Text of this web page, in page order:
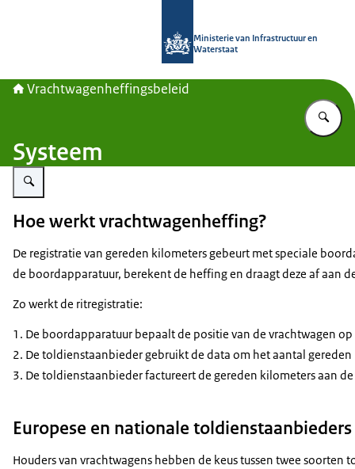
Ministerie van Infrastructuur en
Waterstaat
Vrachtwagenheffingsbeleid
Systeem
Vergroot afbeelding Vrachtwagens rijden onder een heffingsboog door
Hoe werkt vrachtwagenheffing?
De registratie van gereden kilometers gebeurt met speciale
de boordapparatuur, berekent de heffing en draagt deze af aan
Zo werkt de ritregistratie:
De boordapparatuur bepaalt de positie van de vrachtwagen
De toldienstaanbieder gebruikt de data om het aantal
De toldienstaanbieder factureert de gereden kilometers aan
Europese en nationale toldienstaanbieders
Houders van vrachtwagens hebben de keus tussen twee